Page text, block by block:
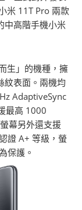
米 11T Pro 兩款
中高階手機小米
生」的機種，擁
紋表面。兩機均
AdaptiveSync
最高 1000
幕另外還支援
證 A+ 等級，螢
保護。